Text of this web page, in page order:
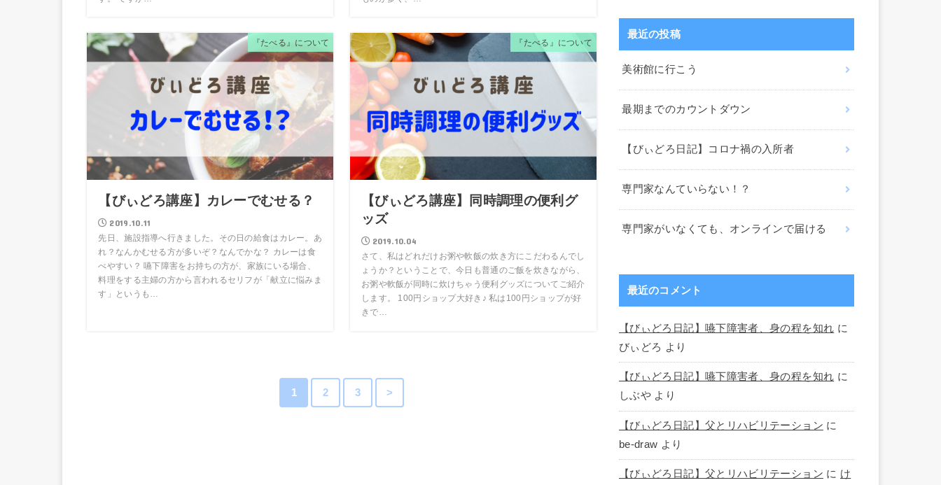
『たべる』について
【びぃどろ講座】カレーでむせる？
2019.10.11
先日、施設指導へ行きました。その日の給食はカレー。あ
れ？なんかむせる方が多いぞ？なんでかな？ カレーは食
べやすい？ 嚥下障害をお持ちの方が、家族にいる場合、
料理をする主婦の方から言われるセリフが「献立に悩みま
す」というも…
『たべる』について
【びぃどろ講座】同時調理の便利グ
ッズ
2019.10.04
さて、私はどれだけお粥や軟飯の炊き方にこだわるんでし
ょうか？ということで、今日も普通のご飯を炊きながら、
お粥や軟飯が同時に炊けちゃう便利グッズについてご紹介
します。 100円ショップ大好き♪ 私は100円ショップが好
きで…
1 2 3 >
最近の投稿
美術館に行こう
最期までのカウントダウン
【びぃどろ日記】コロナ禍の入所者
専門家なんていらない！？
専門家がいなくても、オンラインで届ける
最近のコメント
【びぃどろ日記】嚥下障害者、身の程を知れ に
びぃどろ より
【びぃどろ日記】嚥下障害者、身の程を知れ に
しぶや より
【びぃどろ日記】父とリハビリテーション に
be-draw より
【びぃどろ日記】父とリハビリテーション に け